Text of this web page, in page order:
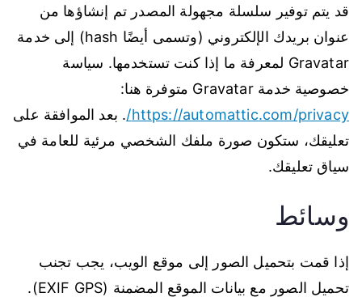
قد يتم توفير سلسلة مجهولة المصدر تم إنشاؤها من
عنوان بريدك الإلكتروني (وتسمى أيضًا hash) إلى خدمة
Gravatar لمعرفة ما إذا كنت تستخدمها. سياسة
خصوصية خدمة Gravatar متوفرة هنا:
https://automattic.com/privacy/ . بعد الموافقة على
تعليقك، ستكون صورة ملفك الشخصي مرئية للعامة في
سياق تعليقك.
وسائط
إذا قمت بتحميل الصور إلى موقع الويب، يجب تجنب
تحميل الصور مع بيانات الموقع المضمنة (EXIF GPS).